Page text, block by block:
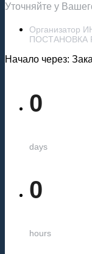
Уточняйте у
Организатор
ПОСТАНОВКА
Начало через:
0
days
0
hours